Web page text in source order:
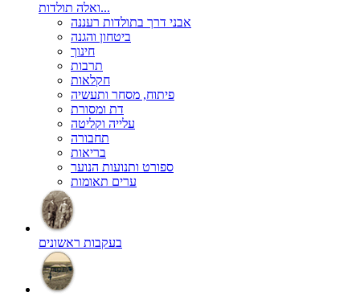
ואלה תולדות...
אבני דרך בתולדות רעננה
ביטחון והגנה
חינוך
תרבות
חקלאות
פיתוח, מסחר ותעשיה
דת ומסורת
עלייה וקליטה
תחבורה
בריאות
ספורט ותנועות הנוער
ערים תאומות
בעקבות ראשונים